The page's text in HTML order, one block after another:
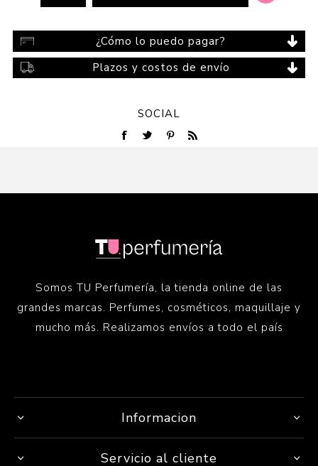
¿Cómo lo puedo pagar?
Plazos y costos de envío
SOCIAL
Somos TU Perfumería, la tienda online de las
grandes marcas. Perfumes, cosméticos, maquillaje y
mucho más. Realizamos envíos a todo el país
Informacion
Servicio al cliente